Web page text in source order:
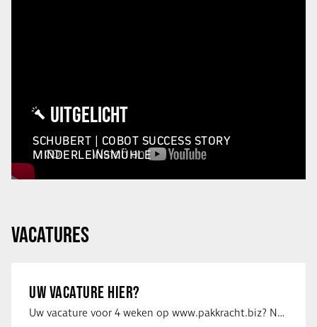
UITGELICHT
SCHUBERT | COBOT SUCCESS STORY
MINDERLEINSMÜHLE
VACATURES
UW VACATURE HIER?
Uw vacature voor 4 weken op www.pakkracht.biz? Neem dan contact op met Yannick van …